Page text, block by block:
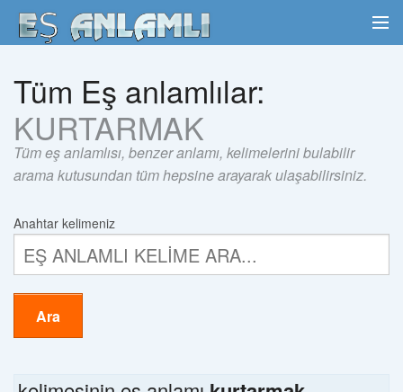
Tüm Eş anlamlılar:
KURTARMAK
Tüm eş anlamlısı, benzer anlamı, kelimelerini bulabilir
arama kutusundan tüm hepsine arayarak ulaşabilirsiniz.
Anahtar kelimeniz
Ara